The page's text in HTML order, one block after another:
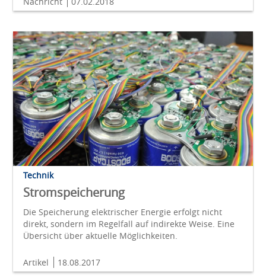
Technik
Stromspeicherung
Die Speicherung elektrischer Energie erfolgt nicht
direkt, sondern im Regelfall auf indirekte Weise. Eine
Übersicht über aktuelle Möglichkeiten.
Artikel 18.08.2017